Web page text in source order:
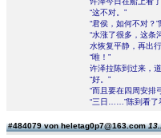
“这不对。”
“君侯，如何不对？
“水涨了很多，这
水恢复平静，再出
“唯！”
许泽拉陈到过来，
“好。”
“而且要在四周安排
“三日……”陈到看了
#484079 von heletag0p7@163.com